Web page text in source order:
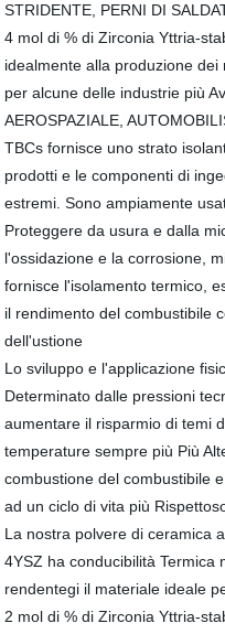
STRIDENTE, PERNI DI
4 mol di % di Zirconia Yttria-
idealmente alla produzione
per alcune delle industrie più
AEROSPAZIALE,
TBCs fornisce uno strato
prodotti e le componenti di
estremi. Sono ampiamente
Proteggere da usura e dalla
l'ossidazione e la corrosione,
fornisce l'isolamento termico,
il rendimento del combustibile
dell'ustione
Lo sviluppo e l'applicazione
Determinato dalle pressioni
aumentare il risparmio di temi
temperature sempre più Più
combustione del combustibile
ad un ciclo di vita più
La nostra polvere di ceramica
4YSZ ha conducibilità Termica
rendentegi il materiale ideale
2 mol di % di Zirconia Yttria-